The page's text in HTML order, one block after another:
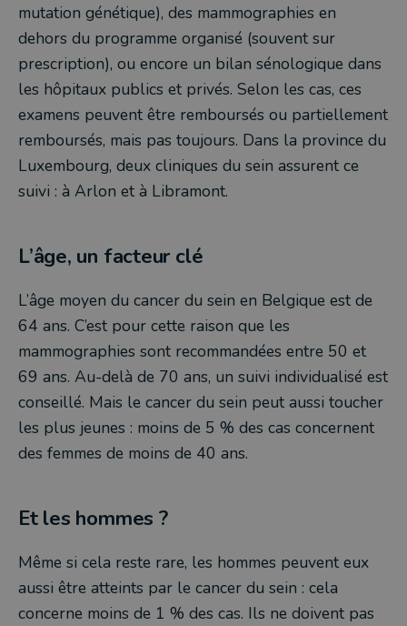
mutation génétique), des mammographies en
dehors du programme organisé (souvent sur
prescription), ou encore un bilan sénologique dans
les hôpitaux publics et privés. Selon les cas, ces
examens peuvent être remboursés ou partiellement
remboursés, mais pas toujours. Dans la province du
Luxembourg, deux cliniques du sein assurent ce
suivi : à Arlon et à Libramont.
L’âge, un facteur clé
L’âge moyen du cancer du sein en Belgique est de
64 ans. C’est pour cette raison que les
mammographies sont recommandées entre 50 et
69 ans. Au-delà de 70 ans, un suivi individualisé est
conseillé. Mais le cancer du sein peut aussi toucher
les plus jeunes : moins de 5 % des cas concernent
des femmes de moins de 40 ans.
Et les hommes ?
Même si cela reste rare, les hommes peuvent eux
aussi être atteints par le cancer du sein : cela
concerne moins de 1 % des cas. Ils ne doivent pas